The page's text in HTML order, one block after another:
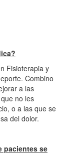
Fisioterapia y
Combino
a las
no les
o a las que se
del dolor.
pacientes se